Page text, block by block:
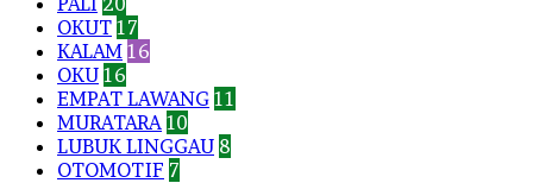
OKUT 17
KALAM 16
OKU 16
EMPAT LAWANG 11
MURATARA 10
LUBUK LINGGAU 8
OTOMOTIF 7